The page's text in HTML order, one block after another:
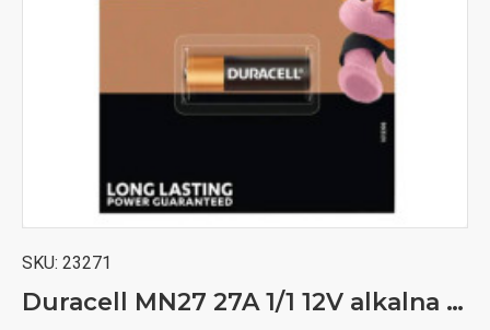
SKU: 23271
Duracell MN27 27A 1/1 12V alkalna baterija